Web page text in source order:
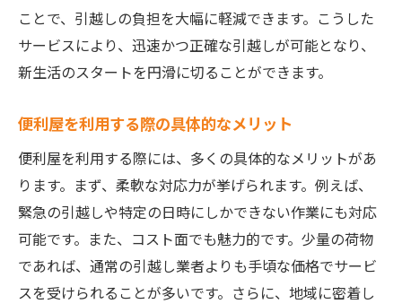
抑える方法
効率的なスケジュール管理の重要性
プロによる梱包のテクニック
ストレスを軽減するための準備ステップ
便利屋とのコミュニケーションのコツ
少量引越しを成功に導くための計画
地域密着型便利屋が提供する少量引越しのメリ
ット
地元ならではの迅速な対応力
ことで、引越しの負担を大幅に軽減できます。こうした
サービスにより、迅速かつ正確な引越しが可能となり、
新生活のスタートを円滑に切ることができます。
便利屋を利用する際の具体的なメリット
便利屋を利用する際には、多くの具体的なメリットがあ
ります。まず、柔軟な対応力が挙げられます。例えば、
緊急の引越しや特定の日時にしかできない作業にも対応
可能です。また、コスト面でも魅力的です。少量の荷物
であれば、通常の引越し業者よりも手頃な価格でサービ
スを受けられることが多いです。さらに、地域に密着し